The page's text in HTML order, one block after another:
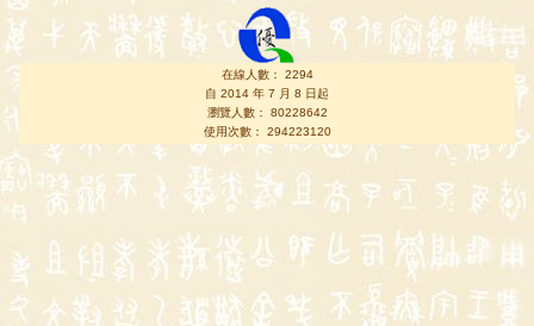
在線人數： 2294
自 2014 年 7 月 8 日起
瀏覽人數： 80228642
使用次數： 294223120